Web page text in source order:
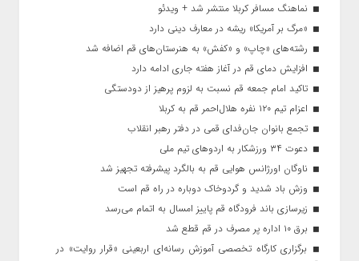
نماهنگ مسافر کربلا منتشر شد + ویدئو
«مرگ بر آمریکا» ریشه در معارف دینی دارد
رشته‌های «چاپ» و «کفش» به هنرستان‌های قم اضافه شد
افزایش دمای قم در آغاز هفته جاری ادامه دارد
تاکید امام جمعه قم نسبت به لزوم پرهیز از دودستگی
اعزام تیم ۱۲۰ نفره هلال‌احمر قم به کربلا
تجمع بانوان جان‌فدای قمی در دفتر رهبر انقلاب
دعوت ۳۴ ورزشکار به اردوهای تیم ملی
ناوگان اورژانس هوایی قم به بالگرد پیشرفته تجهیز شد
وزش باد شدید و گردوخاک دوباره در راه قم است
زیرسازی باند فرودگاه قم پاییز امسال به اتمام می‌رسد
برق ۱۰ اداره پر مصرف در قم قطع شد
برگزاری کارگاه تخصصی آموزش رسانه‌ای اربعینی «قرار روایت» در